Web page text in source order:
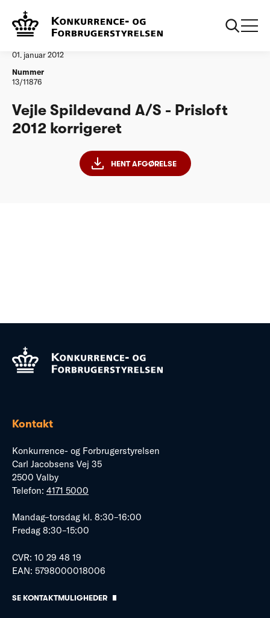
Vandtilsyn
01. januar 2012
Nummer
13/11876
Vejle Spildevand A/S - Prisloft
2012 korrigeret
HENT AFGØRELSE
Kontakt
Konkurrence- og Forbrugerstyrelsen
Carl Jacobsens Vej 35
2500 Valby
Telefon: 4171 5000
Mandag–torsdag kl. 8:30–16:00
Fredag 8:30–15:00
CVR: 10 29 48 19
EAN: 5798000018006
SE KONTAKTMULIGHEDER